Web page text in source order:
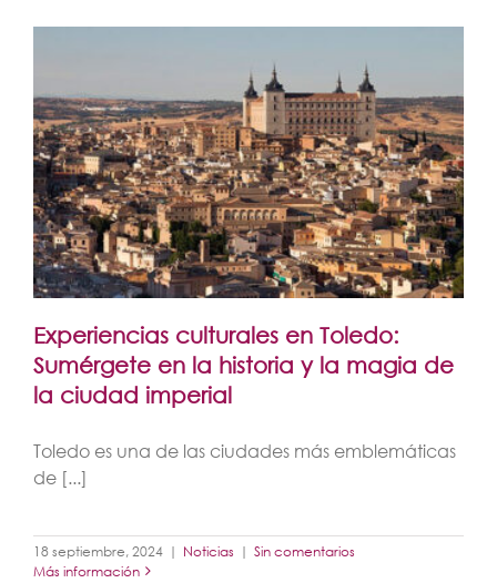
Experiencias culturales en Toledo:
Sumérgete en la historia y la magia de
la ciudad imperial
Toledo es una de las ciudades más emblemáticas
de [...]
18 septiembre, 2024 | Noticias | Sin comentarios
Más información